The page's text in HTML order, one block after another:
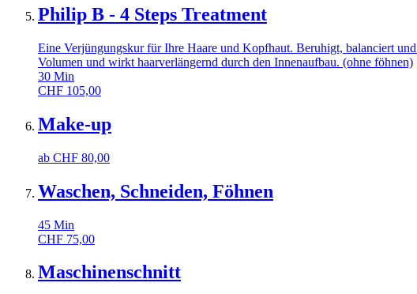
Philip B - 4 Steps Treatment
Eine Verjüngungskur für Ihre Haare und Kopfhaut. Beruhigt, balanciert
Volumen und wirkt haarverlängernd durch den Innenaufbau. (ohne föhnen)
30 Min
CHF 105,00
Make-up
ab CHF 80,00
Waschen, Schneiden, Föhnen
45 Min
CHF 75,00
Maschinenschnitt